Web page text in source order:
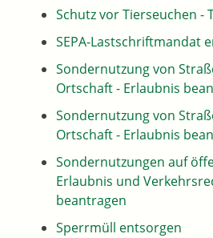
Schutz vor Tierseuchen -
SEPA-Lastschriftmandat
Sondernutzung von
Ortschaft - Erlaubnis
Sondernutzung von
Ortschaft - Erlaubnis
Sondernutzungen auf
Erlaubnis und
beantragen
Sperrmüll entsorgen